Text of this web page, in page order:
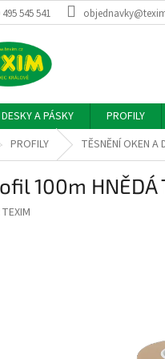
545 541
A PÁSKY PROFILY
PROFILY TĚSNĚNÍ OKEN A
100m HNĚDÁ
TEXIM